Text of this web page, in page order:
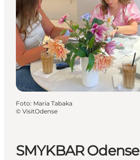
SMYKBAR Odense
Foto: Maria Tabaka
© VisitOdense